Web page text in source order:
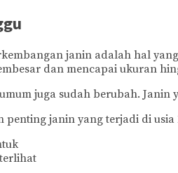
janin adalah hal
dan mencapai ukuran
juga sudah berubah.
janin yang terjadi di